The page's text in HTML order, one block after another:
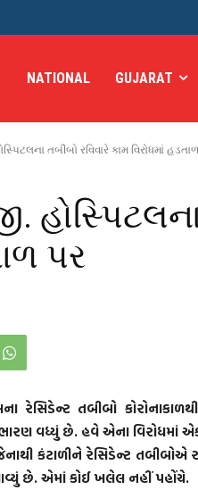
NATIONAL GUJARAT
તબીબો રવિવારે કામ વિરોધમાં
હોસ્પિટલના
પર
રેસિડેન્ટ તબીબો
ભારણ વધ્યું છે. હવે એના
કંટાળીને રેસિડેન્ટ
છે. એમાં કોઈ ખલેલ નહીં પહોંચે.